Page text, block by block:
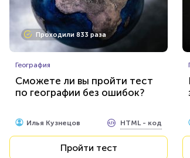
Проходили 833 раза
География
Сможете ли вы пройти тест
по географии без ошибок?
Илья Кузнецов HTML - код
Пройти тест